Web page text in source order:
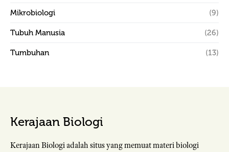
Mikrobiologi (9)
Tubuh Manusia (26)
Tumbuhan (13)
Kerajaan Biologi
Kerajaan Biologi adalah situs yang memuat materi biologi